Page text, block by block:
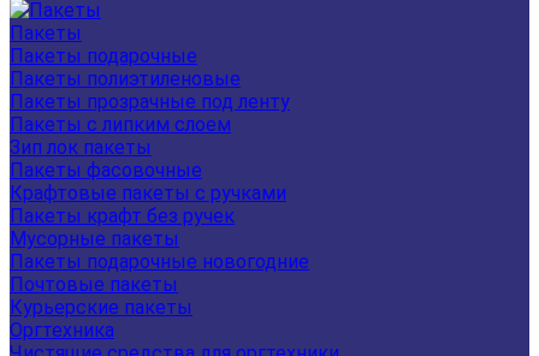
Пакеты
Пакеты подарочные
Пакеты полиэтиленовые
Пакеты прозрачные под ленту
Пакеты с липким слоем
Зип лок пакеты
Пакеты фасовочные
Крафтовые пакеты с ручками
Пакеты крафт без ручек
Мусорные пакеты
Пакеты подарочные новогодние
Почтовые пакеты
Курьерские пакеты
Оргтехника